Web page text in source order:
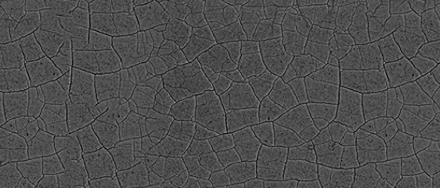
Επεξεργασία
φωτογραφιών προϊόντος
Επεξεργασία
φωτογραφιών
κοσμημάτων
Δεδομένα Εκπαίδευσης AI